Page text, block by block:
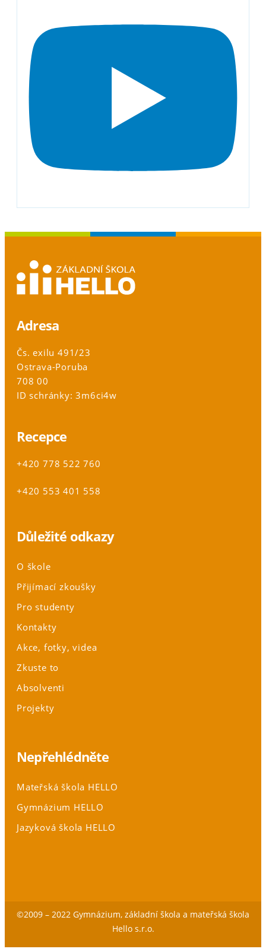
Adresa
Čs. exilu 491/23
Ostrava-Poruba
708 00
ID schránky: 3m6ci4w
Recepce
+420 778 522 760
+420 553 401 558
Důležité odkazy
O škole
Přijímací zkoušky
Pro studenty
Kontakty
Akce, fotky, videa
Zkuste to
Absolventi
Projekty
Nepřehlédněte
Mateřská škola HELLO
Gymnázium HELLO
Jazyková škola HELLO
©2009 – 2022 Gymnázium, základní škola a mateřská škola
Hello s.r.o.